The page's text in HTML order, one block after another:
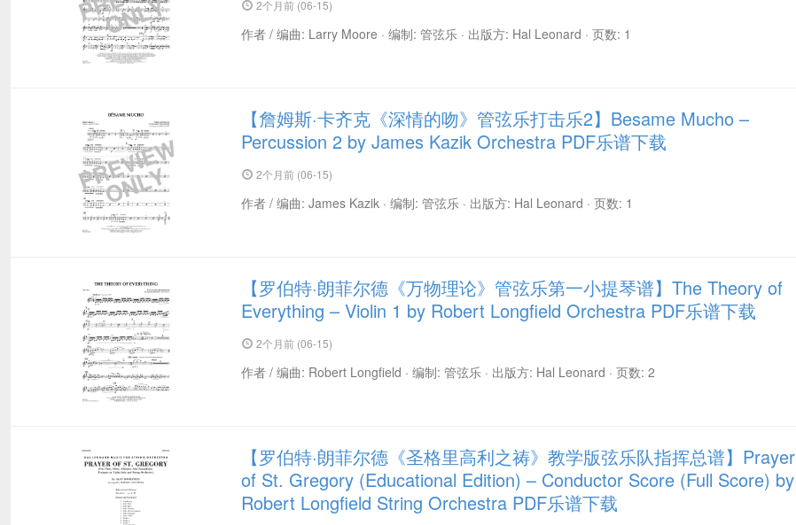
2个月前 (06-15)
作者 / 编曲: Larry Moore · 编制: 管弦乐 · 出版方: Hal Leonard · 页数: 1
【詹姆斯·卡齐克《深情的吻》管弦乐打击乐2】Besame Mucho –
Percussion 2 by James Kazik Orchestra PDF乐谱下载
2个月前 (06-15)
作者 / 编曲: James Kazik · 编制: 管弦乐 · 出版方: Hal Leonard · 页数: 1
【罗伯特·朗菲尔德《万物理论》管弦乐第一小提琴谱】The Theory of
Everything – Violin 1 by Robert Longfield Orchestra PDF乐谱下载
2个月前 (06-15)
作者 / 编曲: Robert Longfield · 编制: 管弦乐 · 出版方: Hal Leonard · 页数: 2
【罗伯特·朗菲尔德《圣格里高利之祷》教学版弦乐队指挥总谱】Prayer
of St. Gregory (Educational Edition) – Conductor Score (Full Score) by
Robert Longfield String Orchestra PDF乐谱下载